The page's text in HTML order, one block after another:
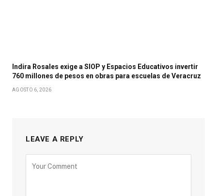
Indira Rosales exige a SIOP y Espacios Educativos invertir
760 millones de pesos en obras para escuelas de Veracruz
AGOSTO 6, 2026
LEAVE A REPLY